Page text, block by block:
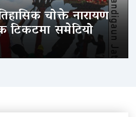
चोक्ते नारायण
टिकटमा समेटियो